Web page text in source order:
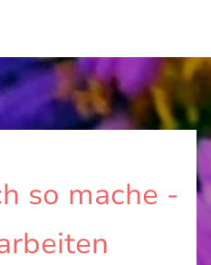
so mache -